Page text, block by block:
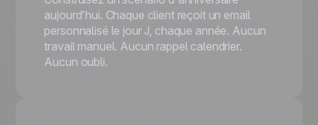
Coloured Activity blocks
(pink/blue/orange/pink-with-bee) +
yellow-framed family circle photo + 3
teal/blue contact footer blocks + 2 Book
with cake-and-candy photography, a
reverse purple 'Holiday offer 2' row, and a
dark navy footer with cursive brand and 3-
icon social row. For onboarding sequences,
birthday clubs, and 'thanks for joining'
aujourd'hui. Chaque client reçoit un email
personnalisé le jour J, chaque année. Aucun
travail manuel. Aucun rappel calendrier.
Aucun oubli.